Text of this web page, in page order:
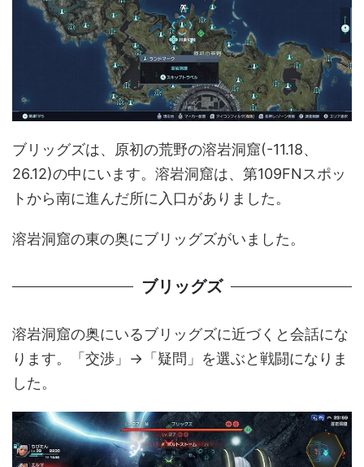
ブリッグズは、原初の荒野の溶岩洞窟(-11.18、
26.12)の中にいます。溶岩洞窟は、第109FNスポッ
トから南に進んだ所に入口がありました。
溶岩洞窟の東の奥にブリッグズがいました。
ブリッグズ
溶岩洞窟の奥にいるブリッグズに近づくと会話にな
ります。「交渉」→「疑問」を選ぶと戦闘になりま
した。